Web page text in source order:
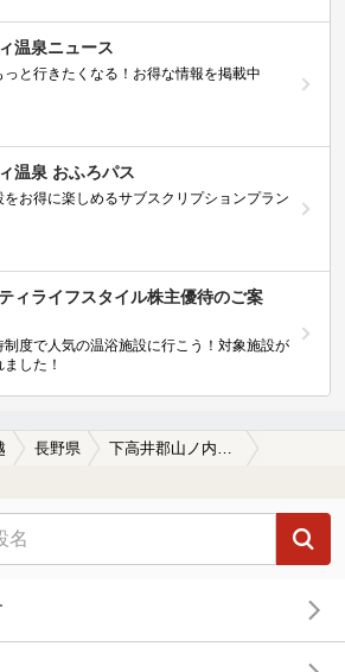
温泉ニュース
っと行きたくなる！お得な情報を掲載中
温泉 おふろパス
をお得に楽しめるサブスクリプションプラン
ティライフスタイル株主優待のご案
制度で人気の温浴施設に行こう！対象施設が
した！
長野県